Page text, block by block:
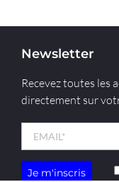
Newsletter
Recevez toutes les
directement sur